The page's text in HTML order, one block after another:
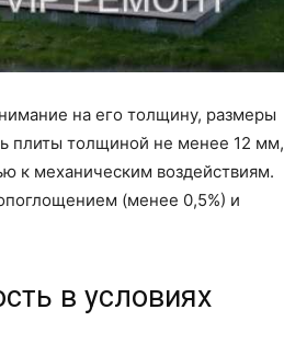
на его толщину, размеры
плиты толщиной не менее 12 мм,
к механическим воздействиям.
(менее 0,5%) и
в условиях